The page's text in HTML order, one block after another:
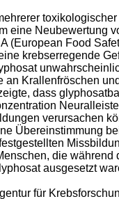
toxikologischer
eine Neubewertung
(European Food
krebserregende
an Krallenfröschen und
dass
verursachen
Übereinstimmung
die während
ausgesetzt
für